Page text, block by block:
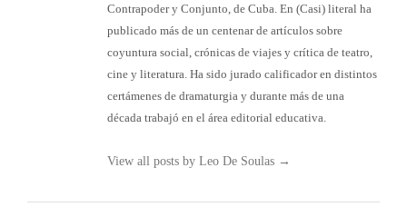
Contrapoder y Conjunto, de Cuba. En (Casi) literal ha
publicado más de un centenar de artículos sobre
coyuntura social, crónicas de viajes y crítica de teatro,
cine y literatura. Ha sido jurado calificador en distintos
certámenes de dramaturgia y durante más de una
década trabajó en el área editorial educativa.
View all posts by Leo De Soulas →